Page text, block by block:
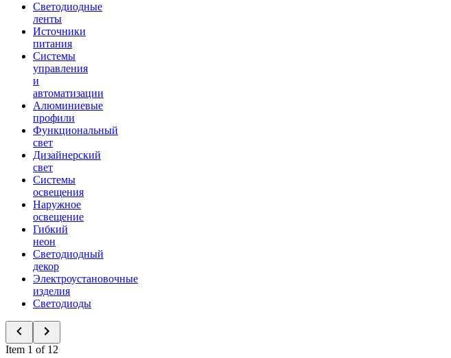
Светодиодные
ленты
Источники
питания
Системы
управления
и
автоматизации
Алюминиевые
профили
Функциональный
свет
Дизайнерский
свет
Системы
освещения
Наружное
освещение
Гибкий
неон
Светодиодный
декор
Электроустановочные
изделия
Светодиоды
Item 1 of 12